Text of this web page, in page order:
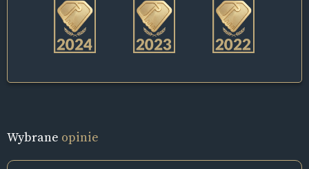
Wybrane opinie